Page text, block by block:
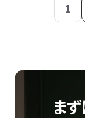
1
ま